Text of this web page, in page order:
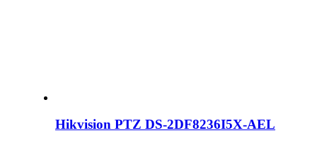
Hikvision PTZ DS-2DF8236I5X-AEL